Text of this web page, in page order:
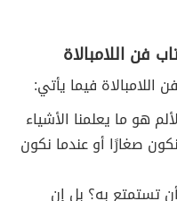
فن اللامبالاة
فيما يأتي:
هو ما يعلمنا الأشياء
صغارًا أو عندما نكون
تستمتع به؟ بل إن